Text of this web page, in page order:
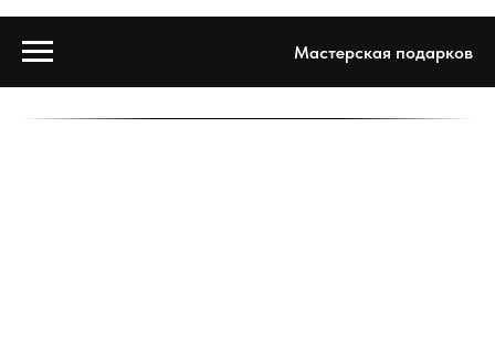
Мастерская подарков